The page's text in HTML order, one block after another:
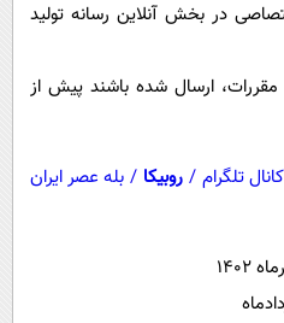
در بخش آنلاین رسانه تولید
مقررات، ارسال شده باشند پیش از
تلگرام / روبیکا / بله عصر ایران